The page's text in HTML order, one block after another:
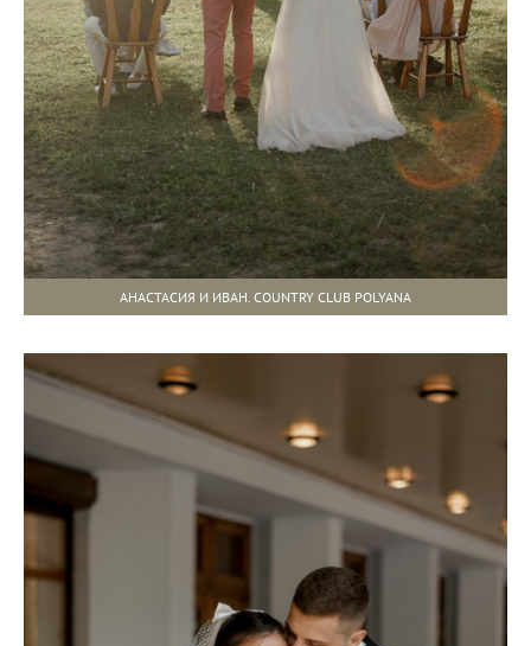
АНАСТАСИЯ И ИВАН. COUNTRY CLUB POLYANA